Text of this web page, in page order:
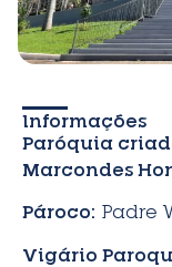
Informações
Paróquia
Marcondes
Pároco: Padre
Vigário